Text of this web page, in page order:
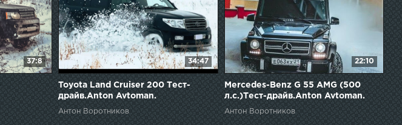
37:8 34:47
Toyota Land Cruiser 200 Тест-
драйв.Anton Avtoman.
Антон Воротников
22:10
Mercedes-Benz G 55 AMG (500
л.с.)Тест-драйв.Anton Avtoman.
Антон Воротников